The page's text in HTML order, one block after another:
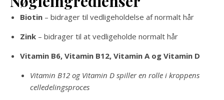
Biotin – bidrager til vedligeholdelse af normalt hår
Zink – bidrager til at vedligeholde normalt hår
Vitamin B6, Vitamin B12, Vitamin A og Vitamin D
Vitamin B12 og Vitamin D spiller en rolle i kroppens
celledelingsproces